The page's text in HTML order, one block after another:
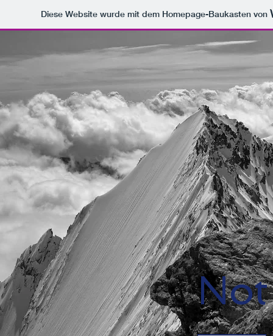
Diese Website wurde mit dem Homepage-Baukasten von